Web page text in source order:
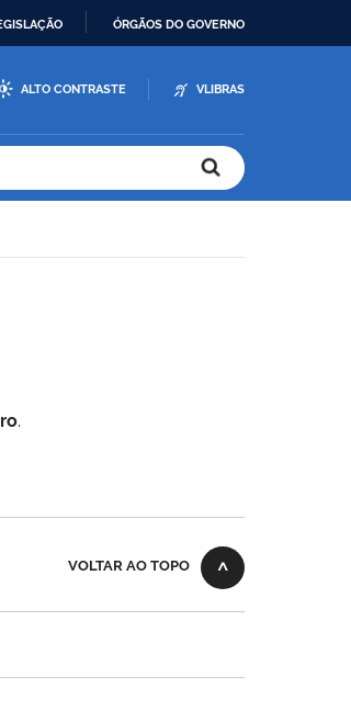
ÓRGÃOS DO GOVERNO
ALTO CONTRASTE VLIBRAS
.
VOLTAR AO TOPO